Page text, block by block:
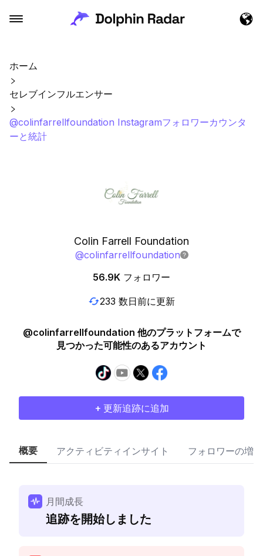
ホーム
セレブインフルエンサー
@colinfarrellfoundation Instagramフォロワーカウンタ
ーと統計
Colin Farrell Foundation
@colinfarrellfoundation
56.9K フォロワー
233 数日前に更新
@colinfarrellfoundation 他のプラットフォームで
見つかった可能性のあるアカウント
+ 更新追跡に追加
概要 アクティビティインサイト フォロワーの増加
月間成長
追跡を開始しました